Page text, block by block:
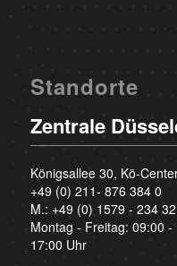
Standorte
Zentrale
Königsallee 30, Kö-
+49 (0) 211- 876 384 0
M.: +49 (0) 1579 - 234 32
Montag - Freitag: 09:00
17:00 Uhr